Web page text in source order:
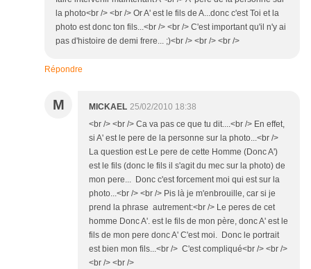
la photo<br /> <br /> Or A' est le fils de A...donc c'est Toi et la
photo est donc ton fils...<br /> <br /> C'est important qu'il n'y ai
pas d'histoire de demi frere... ;)<br /> <br /> <br />
Répondre
M MICKAEL 25/02/2010 18:38
<br /> <br /> Ca va pas ce que tu dit....<br /> En effet,
si A' est le pere de la personne sur la photo...<br />
La question est Le pere de cette Homme (Donc A')
est le fils (donc le fils il s'agit du mec sur la photo) de
mon pere... Donc c'est forcement moi qui est sur la
photo...<br /> <br /> Pis là je m'enbrouille, car si je
prend la phrase autrement:<br /> Le peres de cet
homme Donc A'. est le fils de mon père, donc A' est le
fils de mon pere donc A' C'est moi. Donc le portrait
est bien mon fils...<br /> C'est compliqué<br /> <br />
<br /> <br />